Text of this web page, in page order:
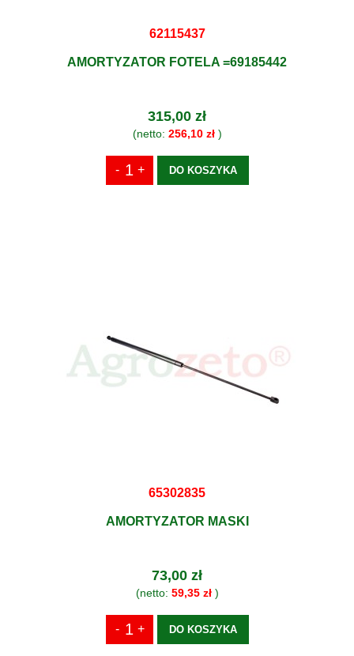
62115437
AMORTYZATOR FOTELA =69185442
315,00 zł
(netto: 256,10 zł)
DO KOSZYKA
65302835
AMORTYZATOR MASKI
73,00 zł
(netto: 59,35 zł)
DO KOSZYKA